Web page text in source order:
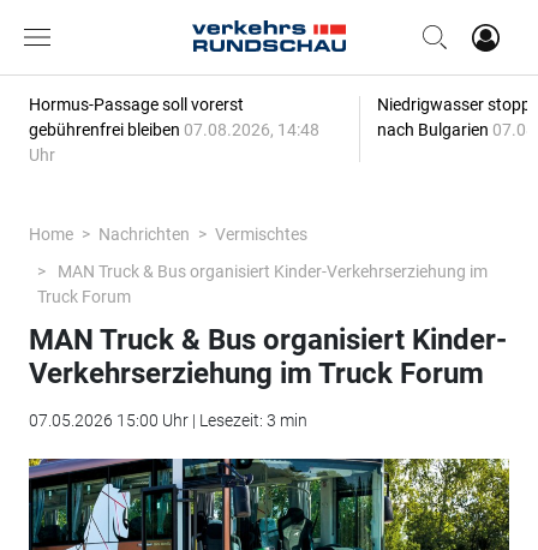
Hormus-Passage soll vorerst
gebührenfrei bleiben 07.08.2026, 14:48
Uhr
Niedrigwasser
nach Bulgarien
Home Nachrichten
Vermischtes
MAN Truck & Bus organisiert Kinder-Verkehrserziehung im
Truck Forum
MAN Truck & Bus organisiert Kinder-
Verkehrserziehung im Truck Forum
07.05.2026 15:00 Uhr | Lesezeit: 3 min